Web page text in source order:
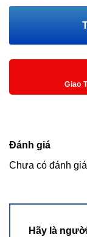
Giao
Đánh giá
Chưa có đánh
Hãy là